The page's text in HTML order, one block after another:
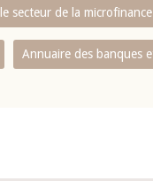
secteur de la microfinance
Annuaire des banques